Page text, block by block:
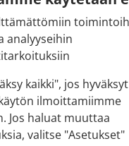
analyyseihin
kaikki", jos hyväksyt
ilmoittamiimme
Jos haluat muuttaa
valitse "Asetukset"